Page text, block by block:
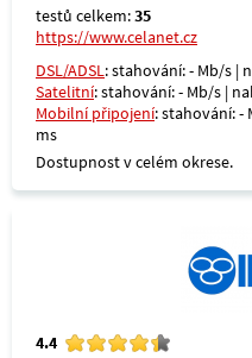
testů celkem:35
https://www.celanet.cz
DSL/ADSL: stahování: - Mb/s |
Satelitní: stahování: - Mb/s |
Mobilní připojení: stahování: -
ms
Dostupnost v celém okrese.
4.4